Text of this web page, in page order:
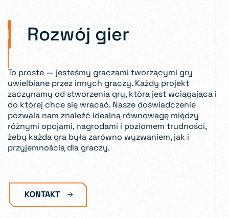
Rozwój gier
To proste — jesteśmy graczami tworzącymi gry
uwielbiane przez innych graczy. Każdy projekt
zaczynamy od stworzenia gry, która jest wciągająca i
do której chce się wracać. Nasze doświadczenie
pozwala nam znaleźć idealną równowagę między
różnymi opcjami, nagrodami i poziomem trudności,
żeby każda gra była zarówno wyzwaniem, jak i
przyjemnością dla graczy.
KONTAKT